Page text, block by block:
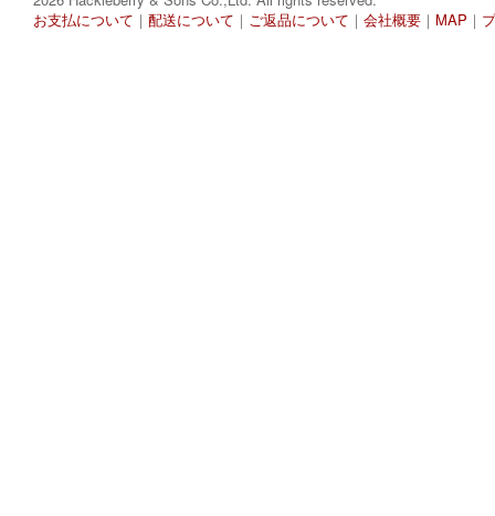
お支払について ｜ 配送について ｜ ご返品について ｜ 会社概要 ｜ MAP ｜